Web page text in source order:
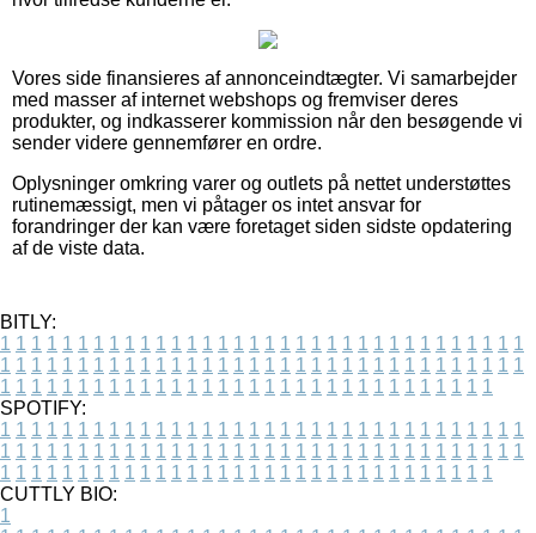
Vores side finansieres af annonceindtægter. Vi samarbejder
med masser af internet webshops og fremviser deres
produkter, og indkasserer kommission når den besøgende vi
sender videre gennemfører en ordre.
Oplysninger omkring varer og outlets på nettet understøttes
rutinemæssigt, men vi påtager os intet ansvar for
forandringer der kan være foretaget siden sidste opdatering
af de viste data.
BITLY:
1 1 1 1 1 1 1 1 1 1 1 1 1 1 1 1 1 1 1 1 1 1 1 1 1 1 1 1 1 1 1 1 1 1
1 1 1 1 1 1 1 1 1 1 1 1 1 1 1 1 1 1 1 1 1 1 1 1 1 1 1 1 1 1 1 1 1 1
1 1 1 1 1 1 1 1 1 1 1 1 1 1 1 1 1 1 1 1 1 1 1 1 1 1 1 1 1 1 1 1
SPOTIFY:
1 1 1 1 1 1 1 1 1 1 1 1 1 1 1 1 1 1 1 1 1 1 1 1 1 1 1 1 1 1 1 1 1 1
1 1 1 1 1 1 1 1 1 1 1 1 1 1 1 1 1 1 1 1 1 1 1 1 1 1 1 1 1 1 1 1 1 1
1 1 1 1 1 1 1 1 1 1 1 1 1 1 1 1 1 1 1 1 1 1 1 1 1 1 1 1 1 1 1 1
CUTTLY BIO:
1